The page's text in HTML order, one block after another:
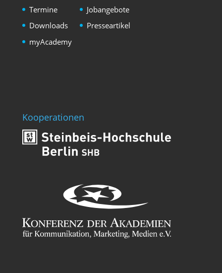
Termine
Downloads
myAcademy
Jobangebote
Presseartikel
Kooperationen